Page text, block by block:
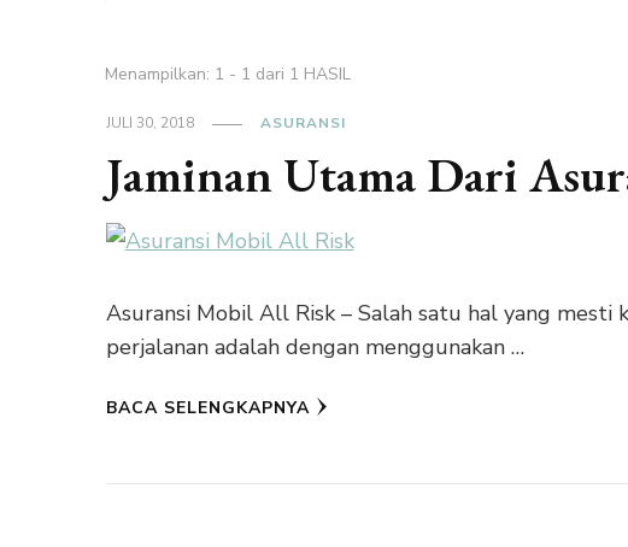
Menampilkan: 1 - 1 dari 1 HASIL
JULI 30, 2018 ASURANSI
Jaminan Utama Dari
Asuransi Mobil All Risk – Salah satu hal yang mesti
perjalanan adalah dengan menggunakan …
BACA SELENGKAPNYA